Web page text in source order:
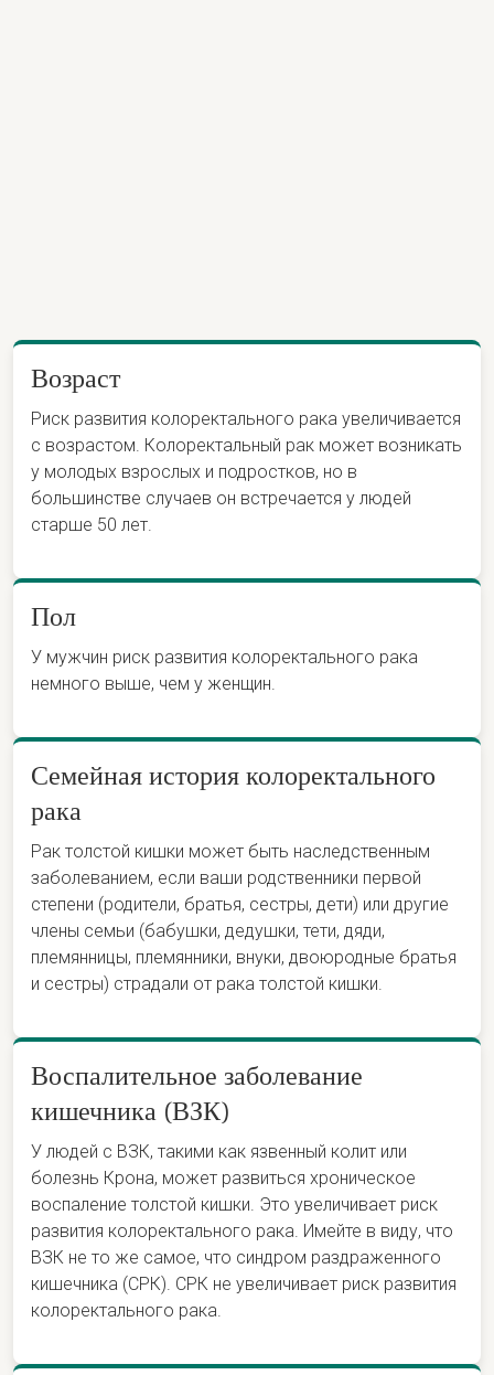
Возраст
Риск развития колоректального рака увеличивается
с возрастом. Колоректальный рак может возникать
у молодых взрослых и подростков, но в
большинстве случаев он встречается у людей
старше 50 лет.
Пол
У мужчин риск развития колоректального рака
немного выше, чем у женщин.
Семейная история колоректального
рака
Рак толстой кишки может быть наследственным
заболеванием, если ваши родственники первой
степени (родители, братья, сестры, дети) или другие
члены семьи (бабушки, дедушки, тети, дяди,
племянницы, племянники, внуки, двоюродные братья
и сестры) страдали от рака толстой кишки.
Воспалительное заболевание
кишечника (ВЗК)
У людей с ВЗК, такими как язвенный колит или
болезнь Крона, может развиться хроническое
воспаление толстой кишки. Это увеличивает риск
развития колоректального рака. Имейте в виду, что
ВЗК не то же самое, что синдром раздраженного
кишечника (СРК). СРК не увеличивает риск развития
колоректального рака.